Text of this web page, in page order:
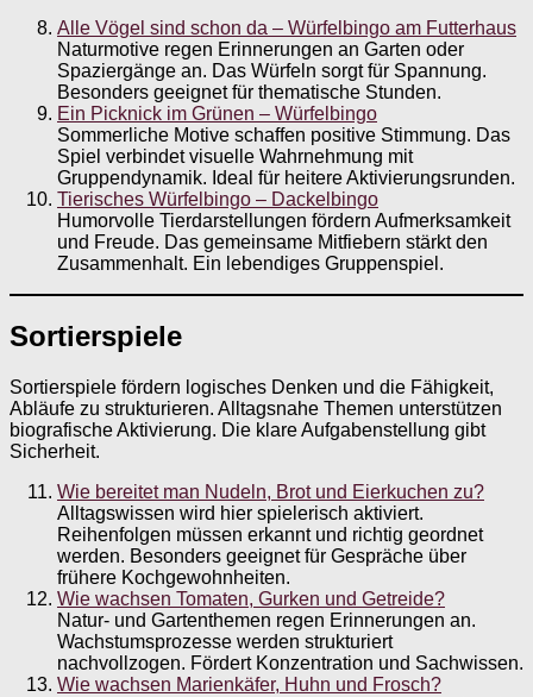
Alle Vögel sind schon da – Würfelbingo am Futterhaus
Naturmotive regen Erinnerungen an Garten oder
Spaziergänge an. Das Würfeln sorgt für Spannung.
Besonders geeignet für thematische Stunden.
Ein Picknick im Grünen – Würfelbingo
Sommerliche Motive schaffen positive Stimmung. Das
Spiel verbindet visuelle Wahrnehmung mit
Gruppendynamik. Ideal für heitere Aktivierungsrunden.
Tierisches Würfelbingo – Dackelbingo
Humorvolle Tierdarstellungen fördern Aufmerksamkeit
und Freude. Das gemeinsame Mitfiebern stärkt den
Zusammenhalt. Ein lebendiges Gruppenspiel.
Sortierspiele
Sortierspiele fördern logisches Denken und die Fähigkeit,
Abläufe zu strukturieren. Alltagsnahe Themen unterstützen
biografische Aktivierung. Die klare Aufgabenstellung gibt
Sicherheit.
Wie bereitet man Nudeln, Brot und Eierkuchen zu?
Alltagswissen wird hier spielerisch aktiviert.
Reihenfolgen müssen erkannt und richtig geordnet
werden. Besonders geeignet für Gespräche über
frühere Kochgewohnheiten.
Wie wachsen Tomaten, Gurken und Getreide?
Natur- und Gartenthemen regen Erinnerungen an.
Wachstumsprozesse werden strukturiert
nachvollzogen. Fördert Konzentration und Sachwissen.
Wie wachsen Marienkäfer, Huhn und Frosch?